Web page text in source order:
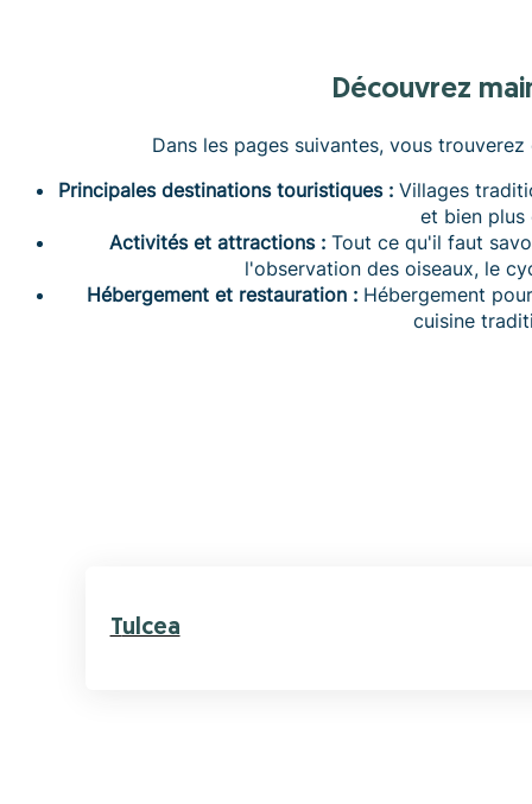
Découvrez
Dans les pages suivantes, vous
Principales destinations touristiques : Villages
et bien plus
Activités et attractions :Tout ce qu'il faut
l'observation des oiseaux, le
Hébergement et restauration : Hébergement
cuisine
Tulcea